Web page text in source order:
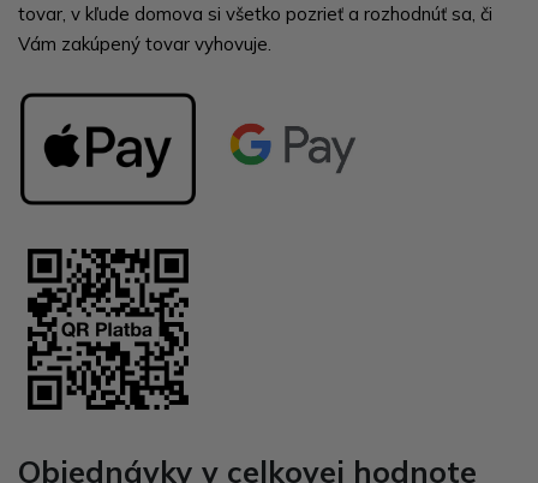
tovar, v kľude domova si všetko pozrieť a rozhodnúť sa, či
Vám zakúpený tovar vyhovuje.
Objednávky v celkovej hodnote